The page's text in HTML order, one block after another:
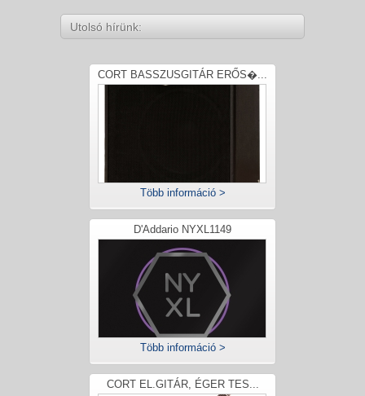
Utolsó hírünk:
CORT BASSZUSGITÁR ERŐS�...
Több információ >
D'Addario NYXL1149
Több információ >
CORT EL.GITÁR, ÉGER TES...